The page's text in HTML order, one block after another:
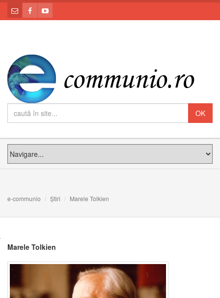
e-communio Știri Marele Tolkien
Marele Tolkien